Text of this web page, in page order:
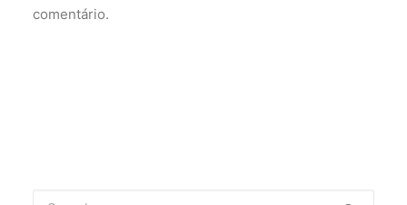
comentário.